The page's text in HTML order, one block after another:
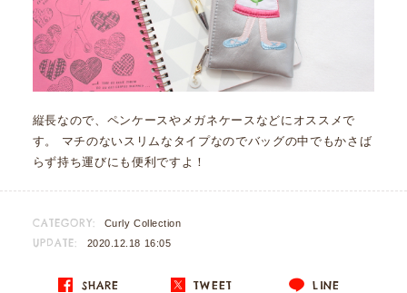
縦長なので、ペンケースやメガネケースなどにオススメで
す。 マチのないスリムなタイプなのでバッグの中でもかさば
らず持ち運びにも便利ですよ！
CATEGORY: Curly Collection
UPDATE: 2020.12.18 16:05
SHARE TWEET LINE